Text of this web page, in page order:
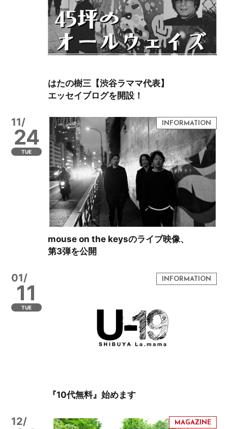
はたの樹三【渋谷ラママ代表】
エッセイブログを開設！
11/
24
TUE
mouse on the keysのライブ映像、
第3弾を公開
01/
11
TUE
『10代無料』始めます
12/